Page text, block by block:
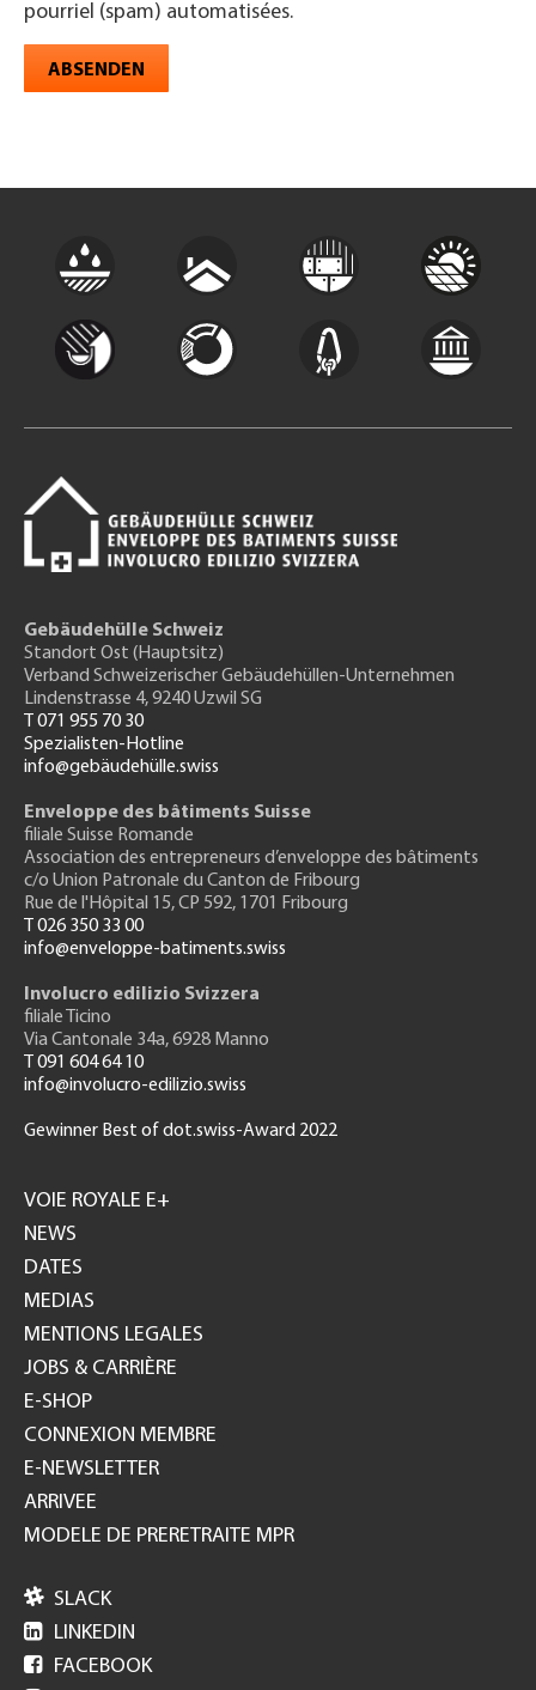
pourriel (spam) automatisées.
ABSENDEN
Gebäudehülle Schweiz
Standort Ost (Hauptsitz)
Verband Schweizerischer Gebäudehüllen-Unternehmen
Lindenstrasse 4, 9240 Uzwil SG
T 071 955 70 30
Spezialisten-Hotline
info@gebäudehülle.swiss
Enveloppe des bâtiments Suisse
filiale Suisse Romande
Association des entrepreneurs d’enveloppe des bâtiments
c/o Union Patronale du Canton de Fribourg
Rue de l'Hôpital 15, CP 592, 1701 Fribourg
T 026 350 33 00
info@enveloppe-batiments.swiss
Involucro edilizio Svizzera
filiale Ticino
Via Cantonale 34a, 6928 Manno
T 091 604 64 10
info@involucro-edilizio.swiss
Gewinner Best of dot.swiss-Award 2022
GH
VOIE ROYALE E+
NEWS
DATES
MEDIAS
MENTIONS LEGALES
JOBS & CARRIÈRE
E-SHOP
CONNEXION MEMBRE
E-NEWSLETTER
ARRIVEE
MODELE DE PRERETRAITE MPR
 SLACK
 LINKEDIN
 FACEBOOK